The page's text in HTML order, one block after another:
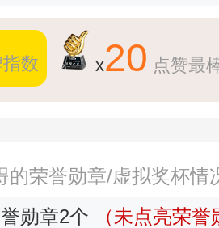
数 x20 点赞最
的荣誉勋章/虚拟奖杯情
勋章2个
（未点亮荣